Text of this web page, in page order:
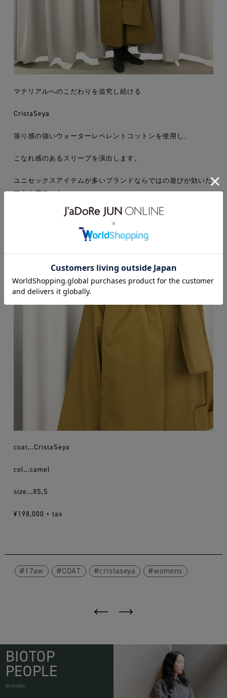
マテリアルへのこだわりを追究し続ける
CristaSeya
張り感の強いウォーターレペレントコットンを使用し、
こなれ感のあるスリーブを演出します。
ユニセックスアイテムが多いブランドならではの遊びが効いた
マキシ丈コート…
なんとスカーフが一体型となっています。
coat…CristaSeya
col…camel
size…XS,S
¥198,000 + tax
17aw COAT cristaseya womens
BIOTOP
PEOPLE
20.05.2026